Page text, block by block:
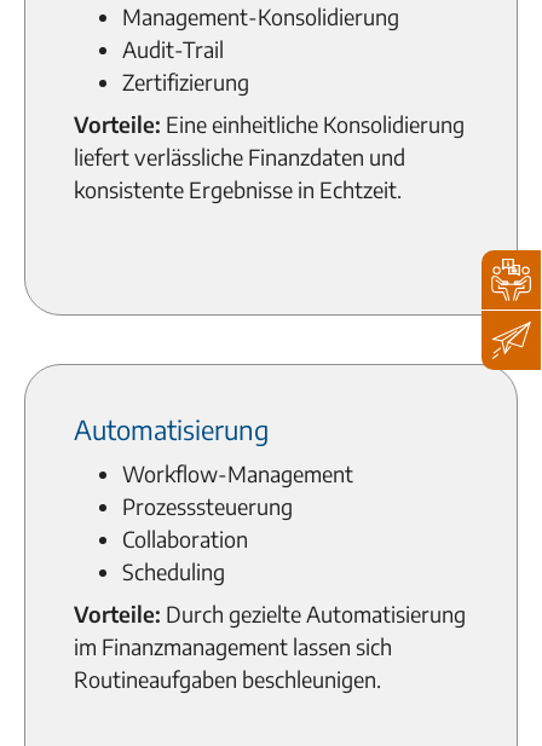
Management-Konsolidierung
Audit-Trail
Zertifizierung
Vorteile: Eine einheitliche Konsolidierung
liefert verlässliche Finanzdaten und
konsistente Ergebnisse in Echtzeit.
Automatisierung
Workflow-Management
Prozesssteuerung
Collaboration
Scheduling
Vorteile: Durch gezielte Automatisierung
im Finanzmanagement lassen sich
Routineaufgaben beschleunigen.